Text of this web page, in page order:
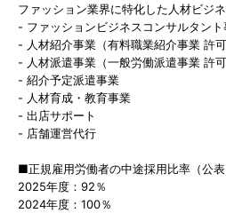
ファッション業界に特化した人材ビジ
- ファッションビジネスコンサルタント
- 人材紹介事業（有料職業紹介事業 許
- 人材派遣事業（一般労働派遣事業 許
- 紹介予定派遣事業
- 人材育成・教育事業
- 出店サポート
- 店舗運営代行
■正規雇用労働者の中途採用比率（公
2025年度：92％
2024年度：100％